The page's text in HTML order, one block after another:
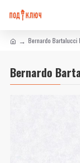
Bernardo
Bernardo